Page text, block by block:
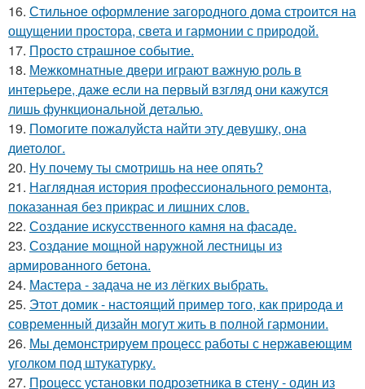
16. Стильное оформление загородного дома строится на
ощущении простора, света и гармонии с природой.
17. Просто страшное событие.
18. Межкомнатные двери играют важную роль в
интерьере, даже если на первый взгляд они кажутся
лишь функциональной деталью.
19. Помогите пожалуйста найти эту девушку, она
диетолог.
20. Ну почему ты смотришь на нее опять?
21. Наглядная история профессионального ремонта,
показанная без прикрас и лишних слов.
22. Создание искусственного камня на фасаде.
23. Создание мощной наружной лестницы из
армированного бетона.
24. Мастера - задача не из лёгких выбрать.
25. Этот домик - настоящий пример того, как природа и
современный дизайн могут жить в полной гармонии.
26. Мы демонстрируем процесс работы с нержавеющим
уголком под штукатурку.
27. Процесс установки подрозетника в стену - один из